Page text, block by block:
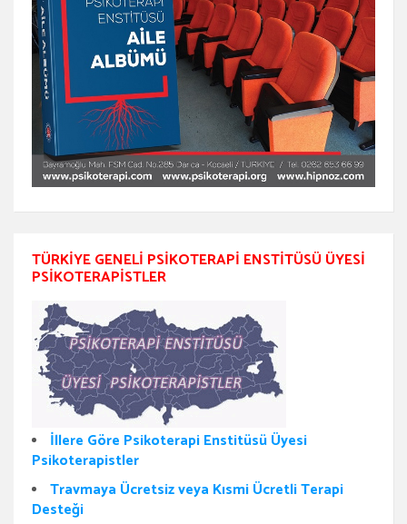
TÜRKIYE GENELI PSIKOTERAPI ENSTITÜSÜ ÜYESI
PSIKOTERAPISTLER
İllere Göre Psikoterapi Enstitüsü Üyesi
Psikoterapistler
Travmaya Ücretsiz veya Kısmi Ücretli Terapi
Desteği